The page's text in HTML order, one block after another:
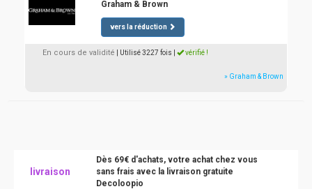
Graham & Brown
vers la réduction
En cours de validité | Utilisé 3227 fois vérifié !
» Graham & Brown
livraison
Dès 69€ d'achats, votre achat chez vous
sans frais avec la livraison gratuite
Decoloopio